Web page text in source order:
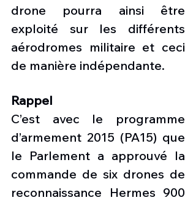
drone pourra ainsi être
exploité sur les différents
aérodromes militaire et ceci
de manière indépendante.
Rappel
C’est avec le programme
d’armement 2015 (PA15) que
le Parlement a approuvé la
commande de six drones de
reconnaissance Hermes 900